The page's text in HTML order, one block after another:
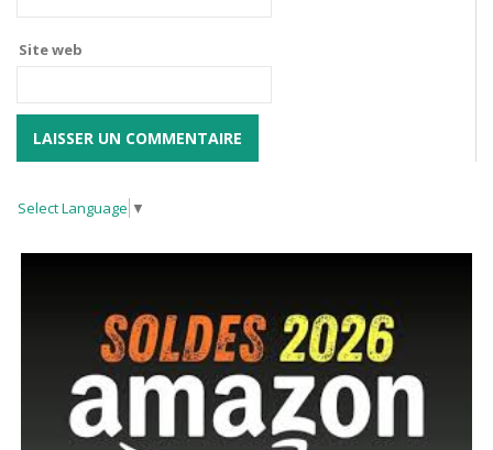
Site web
Select Language ▼